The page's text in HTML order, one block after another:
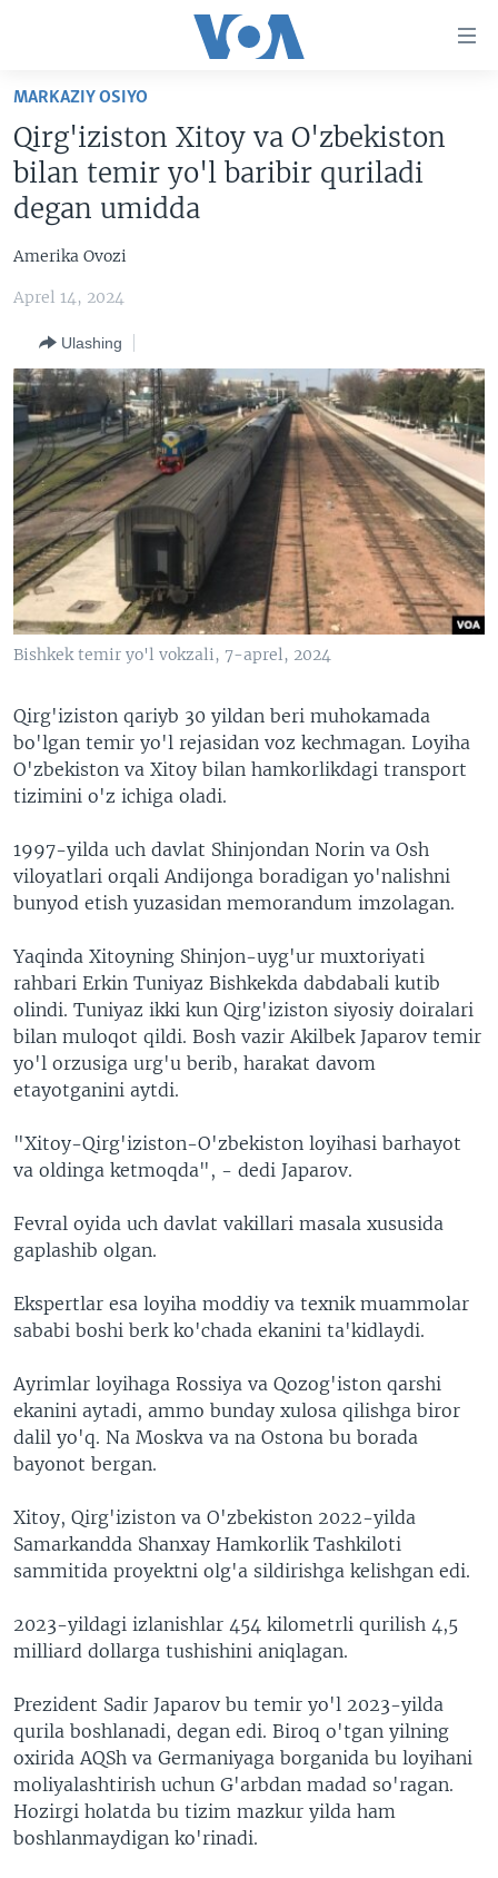
Boshiga
Qidiruvga
o'ting
AMERIKA
MARKAZIY OSIYO
AMERIKA MANZARALARI
XALQARO HAYOT
VASHINGTON CHOYXONASI
MOBIL-SALOM!
VIDEO
XABARLAR SURATLARDA
IJTIMOIY TARMOQLAR
FACEBOOK
YOUTUBE
INSTAGRAM
ODNOKLASSNIKI
TELEGRAM
TWITTER
SOUNDCLOUD
INGLIZ TILI DARSLARI
EDITORIAL
Learning English
VOA
MARKAZIY OSIYO
Qirg'iziston Xitoy va O'zbekiston
bilan temir yo'l baribir quriladi
degan umidda
Amerika Ovozi
Aprel 14, 2024
Ulashing
Bishkek temir yo'l vokzali, 7-aprel, 2024
Qirg'iziston qariyb 30 yildan beri muhokamada
bo'lgan temir yo'l rejasidan voz kechmagan. Loyiha
O'zbekiston va Xitoy bilan hamkorlikdagi transport
tizimini o'z ichiga oladi.
1997-yilda uch davlat Shinjondan Norin va Osh
viloyatlari orqali Andijonga boradigan yo'nalishni
bunyod etish yuzasidan memorandum imzolagan.
Yaqinda Xitoyning Shinjon-uyg'ur muxtoriyati
rahbari Erkin Tuniyaz Bishkekda dabdabali kutib
olindi. Tuniyaz ikki kun Qirg'iziston siyosiy doiralari
bilan muloqot qildi. Bosh vazir Akilbek Japarov temir
yo'l orzusiga urg'u berib, harakat davom
etayotganini aytdi.
"Xitoy-Qirg'iziston-O'zbekiston loyihasi barhayot
va oldinga ketmoqda", - dedi Japarov.
Fevral oyida uch davlat vakillari masala xususida
gaplashib olgan.
Ekspertlar esa loyiha moddiy va texnik muammolar
sababi boshi berk ko'chada ekanini ta'kidlaydi.
Ayrimlar loyihaga Rossiya va Qozog'iston qarshi
ekanini aytadi, ammo bunday xulosa qilishga biror
dalil yo'q. Na Moskva va na Ostona bu borada
bayonot bergan.
Xitoy, Qirg'iziston va O'zbekiston 2022-yilda
Samarkandda Shanxay Hamkorlik Tashkiloti
sammitida proyektni olg'a sildirishga kelishgan edi.
2023-yildagi izlanishlar 454 kilometrli qurilish 4,5
milliard dollarga tushishini aniqlagan.
Prezident Sadir Japarov bu temir yo'l 2023-yilda
qurila boshlanadi, degan edi. Biroq o'tgan yilning
oxirida AQSh va Germaniyaga borganida bu loyihani
moliyalashtirish uchun G'arbdan madad so'ragan.
Hozirgi holatda bu tizim mazkur yilda ham
boshlanmaydigan ko'rinadi.